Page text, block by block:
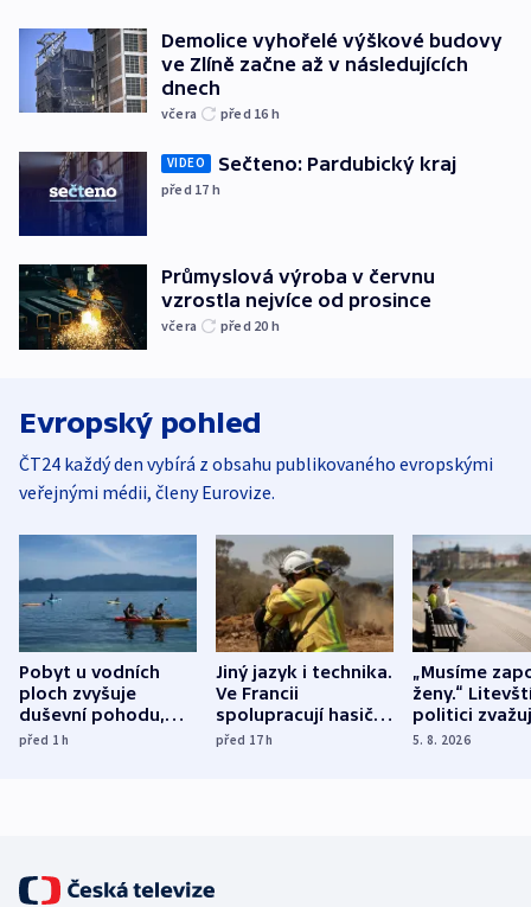
Demolice vyhořelé výškové budovy
ve Zlíně začne až v následujících
dnech
včera před 16 h
VIDEO Sečteno: Pardubický kraj
před 17 h
Průmyslová výroba v červnu
vzrostla nejvíce od prosince
včera před 20 h
Evropský pohled
ČT24 každý den vybírá z obsahu publikovaného evropskými
veřejnými médii, členy Eurovize.
Pobyt u vodních
ploch zvyšuje
duševní pohodu,
ukázala
před 1h
Jiný jazyk i technika.
Ve Francii
spolupracují hasiči z
různých zemí
před 17h
„Musíme
ženy.“
politici
dohodu o
5. 8. 2026